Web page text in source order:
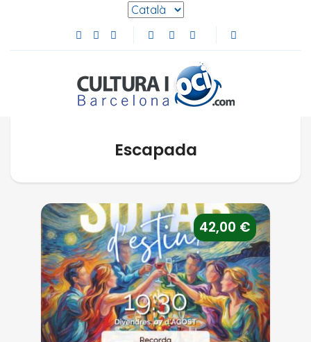
Selecciona l'idioma
Facebook de Cultura i Oci Barcelona (s'obre en
Instagram de Cultura i Oci Barcelona
Youtube de Cultura i Oci Barcelona
Escapada
EL NOSTRE SOPAR D’ESTIU – «EL LLAMAS» SEGUR DE
42,00 €